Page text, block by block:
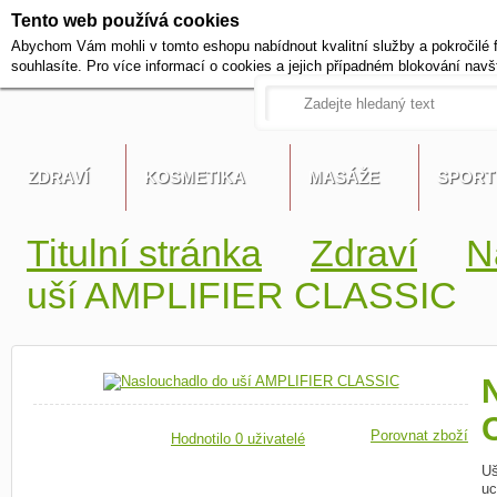
Titulní stránka Zdraví
uší AMPLIFIER CLASSIC
Hodnotilo 0 uživatelé Porovnat zboží
Pracovní dny od 9 do 17
ZDRAVÍ KOSMETIKA MASÁŽE SPORT
Tento web používá cookies
Abychom Vám mohli v tomto eshopu nabídnout kvalitní služby a
souhlasíte. Pro více informací o cookies a jejich případném blokování